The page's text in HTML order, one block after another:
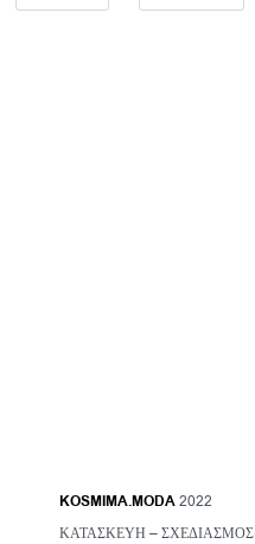
KOSMIMA.MODA2022
ΚΑΤΑΣΚΕΥΗ – ΣΧΕΔΙΑΣΜΟΣ